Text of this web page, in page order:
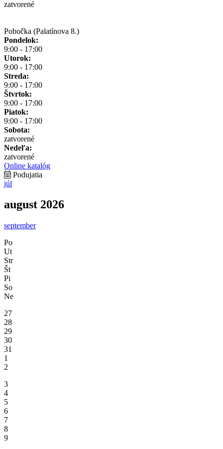
zatvorené
Pobočka (Palatínova 8.)
Pondelok:
9:00 - 17:00
Utorok:
9:00 - 17:00
Streda:
9:00 - 17:00
Štvrtok:
9:00 - 17:00
Piatok:
9:00 - 17:00
Sobota:
zatvorené
Nedeľa:
zatvorené
Online katalóg
Podujatia
júl
august 2026
september
Po
Ut
Str
Št
Pi
So
Ne
27
28
29
30
31
1
2
3
4
5
6
7
8
9